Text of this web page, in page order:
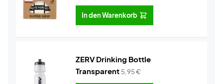
In den Warenkorb
ZERV Drinking Bottle
Transparent 5,95€